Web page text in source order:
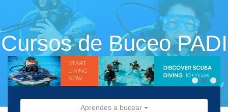
Cursos de Buceo PADI
Aprendes a bucear